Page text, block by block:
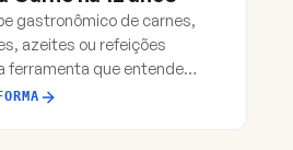
gastronômico de carnes,
azeites ou refeições
ferramenta que entende
refrigerada e cardápio